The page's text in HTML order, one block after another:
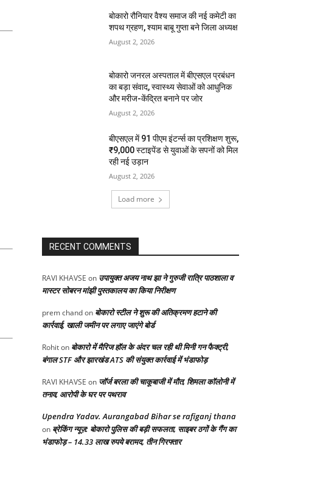
बोकारो रौनियार वैश्य समाज की नई कमेटी का
शपथ ग्रहण, श्याम बाबू गुप्ता बने जिला अध्यक्ष
August 2, 2026
बोकारो जनरल अस्पताल में बीएसएल प्रबंधन
का बड़ा संवाद, स्वास्थ्य सेवाओं को आधुनिक
और मरीज-केंद्रित बनाने पर जोर
August 2, 2026
बीएसएल में 91 पीएम इंटर्न्स का प्रशिक्षण शुरू,
₹9,000 स्टाइपेंड से युवाओं के सपनों को मिल
रही नई उड़ान
August 2, 2026
Load more
RECENT COMMENTS
RAVI KHAVSE on उपायुक्त अजय नाथ झा ने गुरुजी रात्रि पाठशाला व
मास्टर सोबरन मांझी पुस्तकालय का किया निरीक्षण
prem chandon बोकारो स्टील ने शुरू की अतिक्रमण हटाने की
कार्रवाई, खाली जमीन पर लगाए जाएंगे बोर्ड
Rohiton बोकारो में मैरिज हॉल के अंदर चल रही थी मिनी गन फैक्ट्री,
बंगाल STF और झारखंड ATS की संयुक्त कार्रवाई में भंडाफोड़
RAVI KHAVSE on जॉर्ज बरला की चाकूबाजी में मौत, शिमला कॉलोनी में
तनाव, आरोपी के घर पर पथराव
Upendra Yadav. Aurangabad Bihar se rafiganj thana
on ब्रेकिंग न्यूज़: बोकारो पुलिस की बड़ी सफलता, साइबर ठगों के गैंग का
भंडाफोड़ – 14.33 लाख रुपये बरामद, तीन गिरफ्तार